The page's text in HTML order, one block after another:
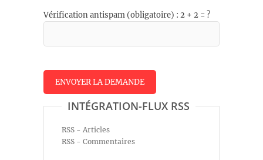
Vérification antispam (obligatoire) : 2 + 2 = ?
INTÉGRATION-FLUX RSS
RSS - Articles
RSS - Commentaires